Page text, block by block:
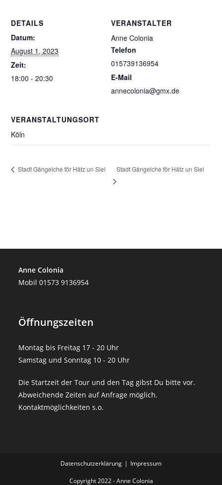
DETAILS
Datum:
August 1, 2023
Zeit:
18:00 - 20:30
VERANSTALTER
Anne Colonia
Telefon
015739136954
E-Mail
annecolonia@gmx.de
VERANSTALTUNGSORT
Köln
Stadt Gängelche för Hätz un Siel Stadt Gängelche för Hätz un Siel
Anne Colonia
Mobil 01573 9136954
Öffnungszeiten
Montag bis Freitag 17 - 20 Uhr
Samstag und Sonntag 10 - 20 Uhr
Die Startzeit der Tour und den Tag gibst Du bitte vor.
Abweichende Zeiten auf Anfrage möglich.
Kontaktmöglichkeiten s.o.
Datenschutz­erklärung Impressum
Copyright 2022 - Anne Colonia